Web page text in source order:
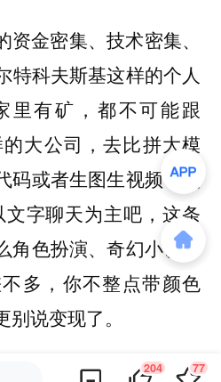
资金密集、技术密集、
特科夫斯基这样的个人
里有矿，都不可能跟
大公司，去比拼大模
码或者生图生视频，失
文字聊天为主吧，这条
角色扮演、奇幻小说，
多，你不整点带颜色
说变现了。
204 77